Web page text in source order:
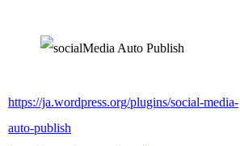
https://ja.wordpress.org/plugins/social-media-
auto-publish